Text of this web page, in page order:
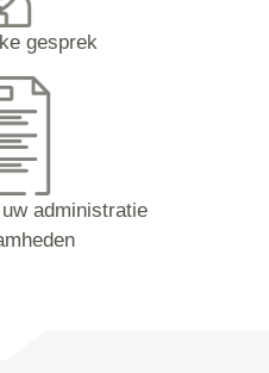
gesprek
administratie